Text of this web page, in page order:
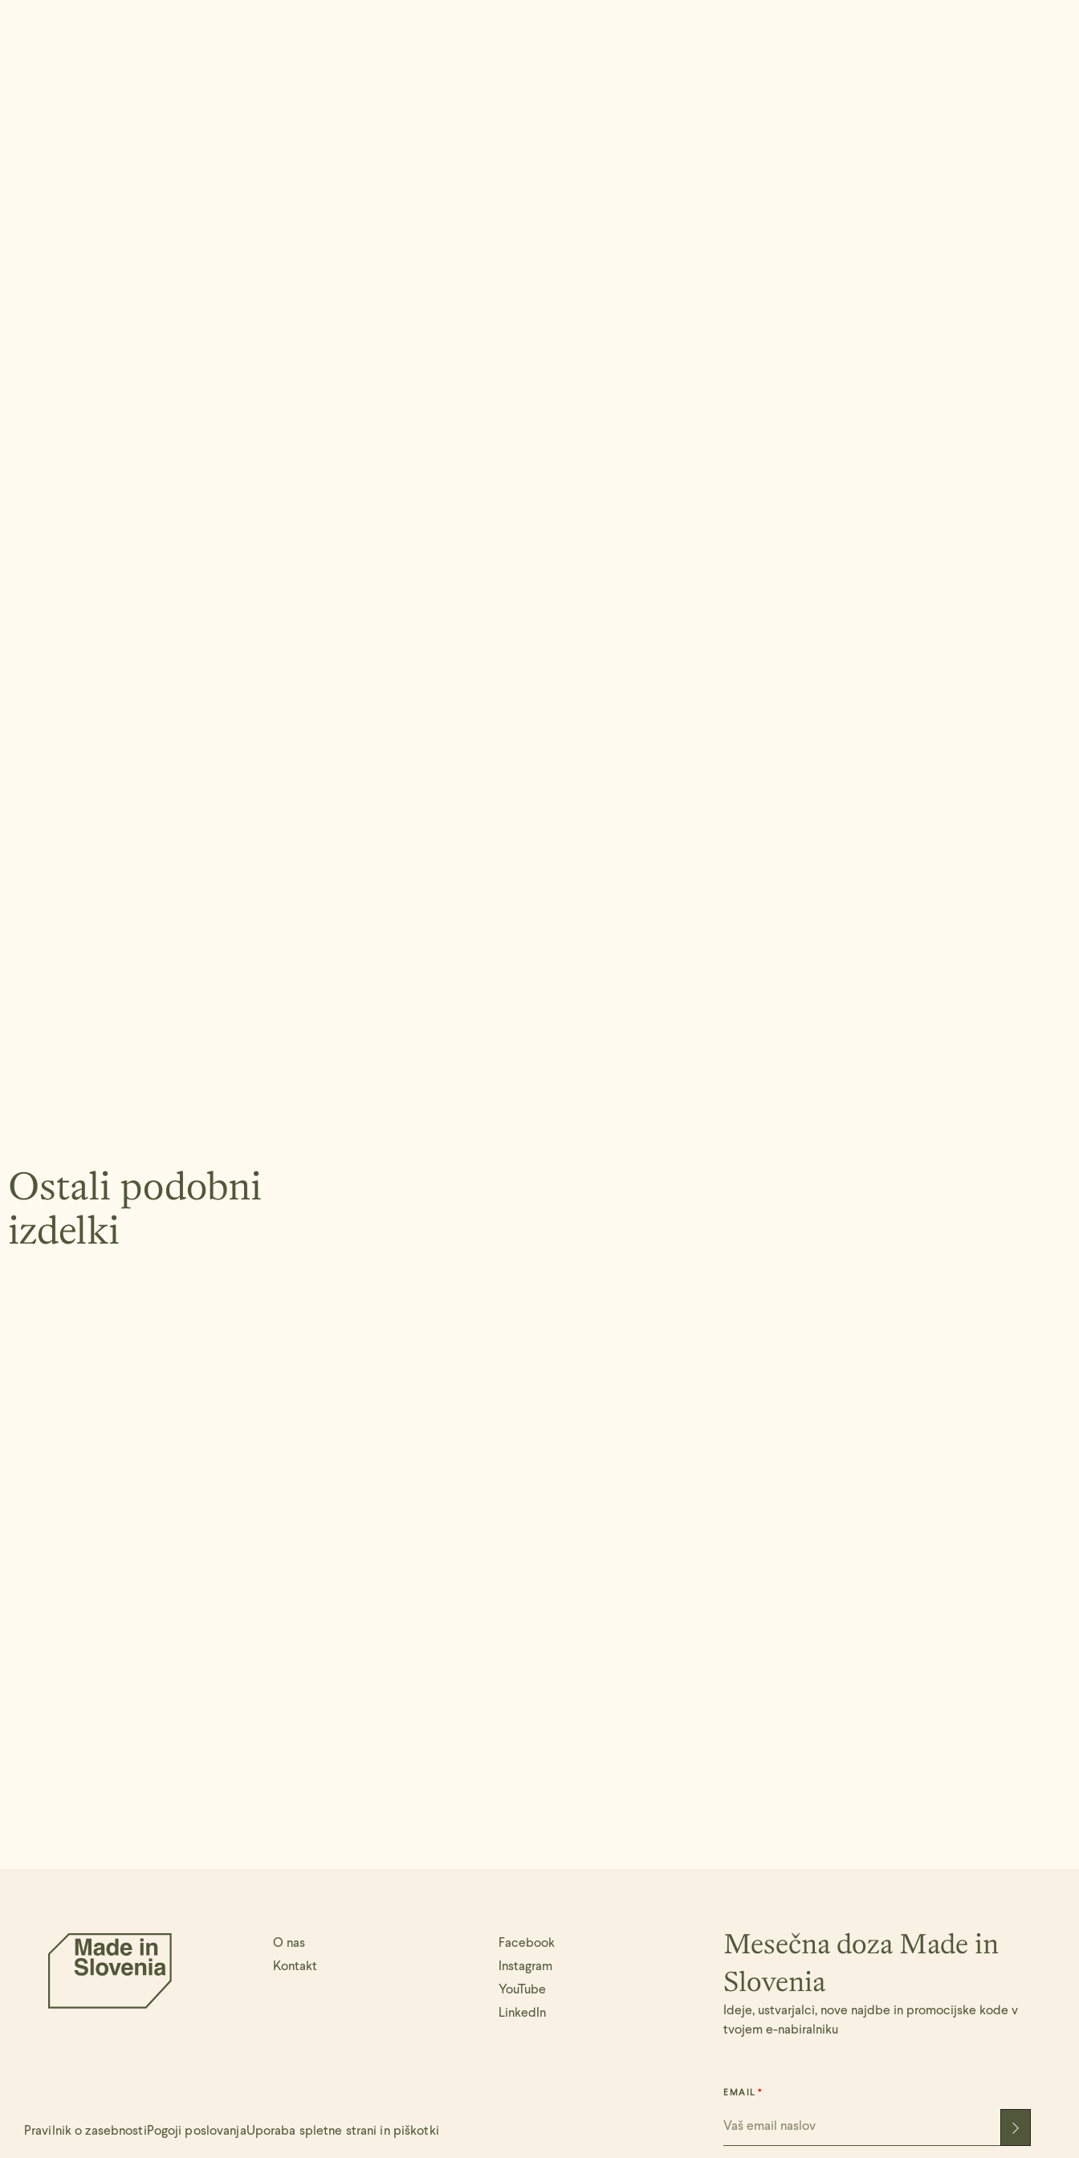
Ostali podobni
izdelki
O nas
Kontakt
Facebook
Instagram
YouTube
LinkedIn
Mesečna doza Made in
Slovenia
Ideje, ustvarjalci, nove najdbe in promocijske kode v
tvojem e-nabiralniku
EMAIL
Pravilnik o zasebnostiPogoji poslovanjaUporaba spletne strani in piškotki